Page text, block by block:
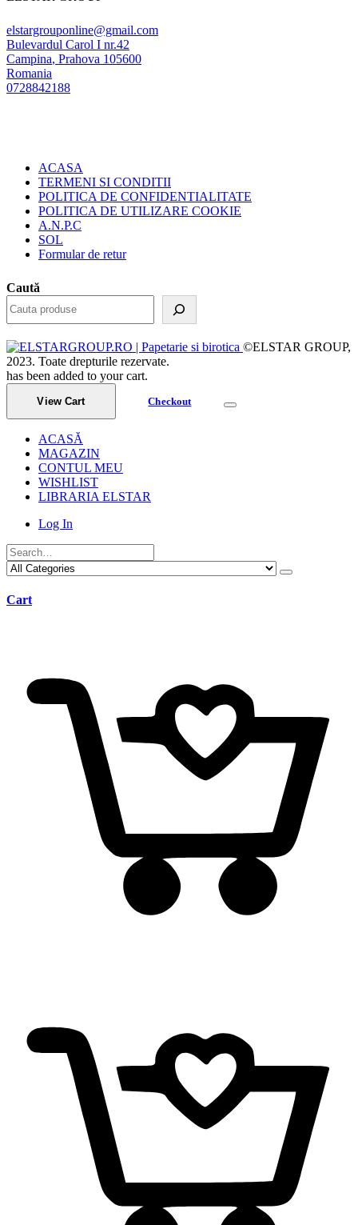
elstargrouponline@gmail.com
Bulevardul Carol I nr.42
Campina, Prahova 105600
Romania
0728842188
ACASA
TERMENI SI CONDITII
POLITICA DE CONFIDENTIALITATE
POLITICA DE UTILIZARE COOKIE
A.N.P.C
SOL
Formular de retur
Caută
©ELSTAR GROUP,
2023. Toate drepturile rezervate.
has been added to your cart.
View Cart Checkout
ACASĂ
MAGAZIN
CONTUL MEU
WISHLIST
LIBRARIA ELSTAR
Log In
Cart